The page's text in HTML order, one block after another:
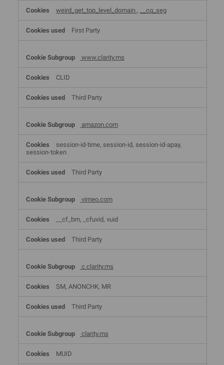
weird_get_top_level_domain , __cq_seg
First Party
www.clarity.ms
CLID
Third Party
amazon.com
session-id-time, session-id, session-id-apay,
session-token
Third Party
vimeo.com
__cf_bm, _cfuvid, vuid
Third Party
c.clarity.ms
SM, ANONCHK, MR
Third Party
clarity.ms
MUID